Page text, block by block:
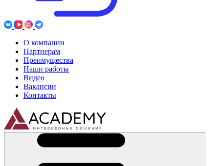
О компании
Партнерам
Преимущества
Наши работы
Видео
Вакансии
Контакты